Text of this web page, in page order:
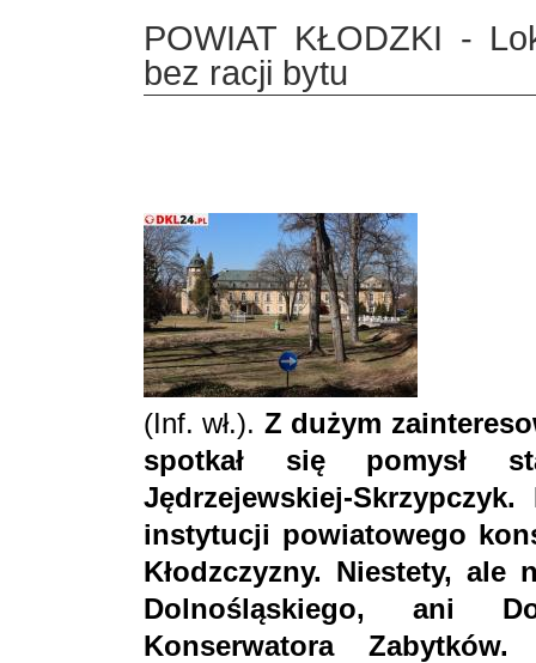
POWIAT KŁODZKI -
bez racji bytu
(Inf. wł.). Z dużym
spotkał się pomysł
Jędrzejewskiej-
instytucji powiatowego
Kłodzczyzny. Niestety, ale
Dolnośląskiego, ani
Konserwatora